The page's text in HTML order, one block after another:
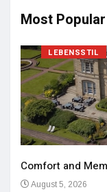
Most Popular
LEBENSSTIL
Comfort and
August 5, 2026